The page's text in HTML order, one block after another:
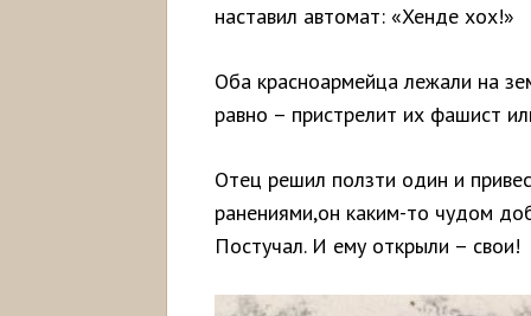
наставил автомат: «Хенде хох!»
Оба красноармейца лежали на
равно – пристрелит их фашист
Отец решил ползти один и
ранениями,он каким-то чудом
Постучал. И ему открыли – свои!